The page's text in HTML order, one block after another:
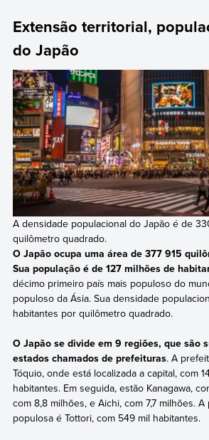
Extensão territorial,
do Japão
A densidade populacional do Japão é de
quilômetro quadrado.
O Japão ocupa uma área de 377 915
Sua população é de 127 milhões de
décimo primeiro país mais populoso do
populoso da Ásia. Sua densidade
habitantes por quilômetro quadrado.
O Japão se divide em 9 regiões, que são
estados chamados de prefeituras. A
Tóquio, onde está localizada a capital, com
habitantes. Em seguida, estão Kanagawa,
com 8,8 milhões, e Aichi, com 7,7 milhões.
populosa é Tottori, com 549 mil habitantes.